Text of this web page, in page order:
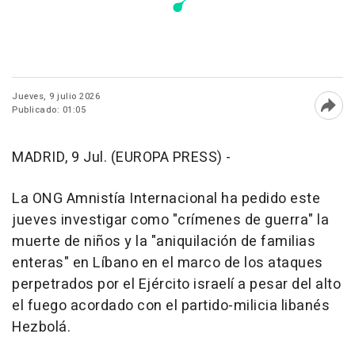
Jueves, 9 julio 2026
Publicado: 01:05
MADRID, 9 Jul. (EUROPA PRESS) -
La ONG Amnistía Internacional ha pedido este
jueves investigar como "crímenes de guerra" la
muerte de niños y la "aniquilación de familias
enteras" en Líbano en el marco de los ataques
perpetrados por el Ejército israelí a pesar del alto
el fuego acordado con el partido-milicia libanés
Hezbolá.